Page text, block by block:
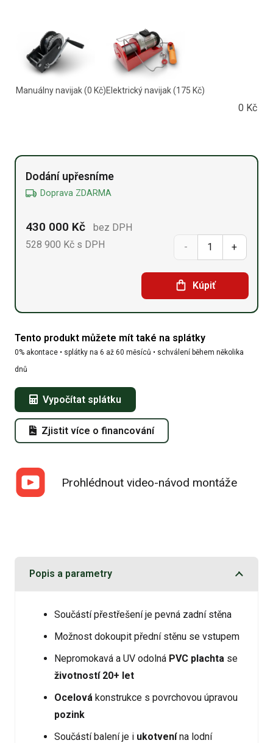
Manuálny navijak(0 Kč)Elektrický navijak(175 Kč)
0 Kč
Přístřešek
na
lodní
21,35m
Kúpiť
Alternative:
Dodání upřesníme
Doprava ZDARMA
430 000 Kč
bez DPH
528 900 Kč s DPH
Tento produkt můžete mít také na splátky
0% akontace • splátky na 6 až 60 měsíců • schválení během několika
dnů
Vypočítat splátku
Zjistit více o financování
Prohlédnout video-návod montáže
Popis a parametry
Součástí přestřešení je pevná zadní stěna
Možnost dokoupit přední stěnu se vstupem
Nepromokavá a UV odolná PVC plachta se
životností 20+ let
Ocelová konstrukce s povrchovou úpravou
pozink
Součástí balení je i ukotvenína lodní